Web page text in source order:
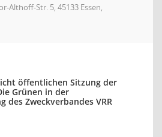
Althoff-Str. 5, 45133 Essen,
öffentlichen Sitzung der
Grünen in der
des Zweckverbandes VRR